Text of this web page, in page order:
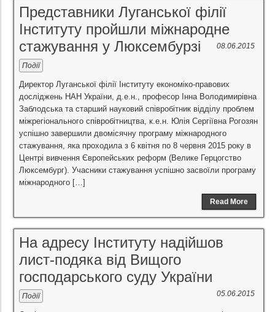
Представники Луганської філії
Інституту пройшли міжнародне
стажування у Люксембурзі
08.06.2015
Події
Директор Луганської філії Інституту економіко-правових
досліджень НАН України, д.е.н., професор Інна Володимирівна
Заблодська та старший науковий співробітник відділу проблем
міжрегіонального співробітництва, к.е.н. Юлія Сергіївна Рогозян
успішно завершили двомісячну програму міжнародного
стажування, яка проходила з 6 квітня по 8 червня 2015 року в
Центрі вивчення Європейських реформ (Велике Герцогство
Люксембург). Учасники стажування успішно засвоїли програму
міжнародного […]
Read More
На адресу Інституту надійшов
лист-подяка від Вищого
господарського суду України
05.06.2015
Події